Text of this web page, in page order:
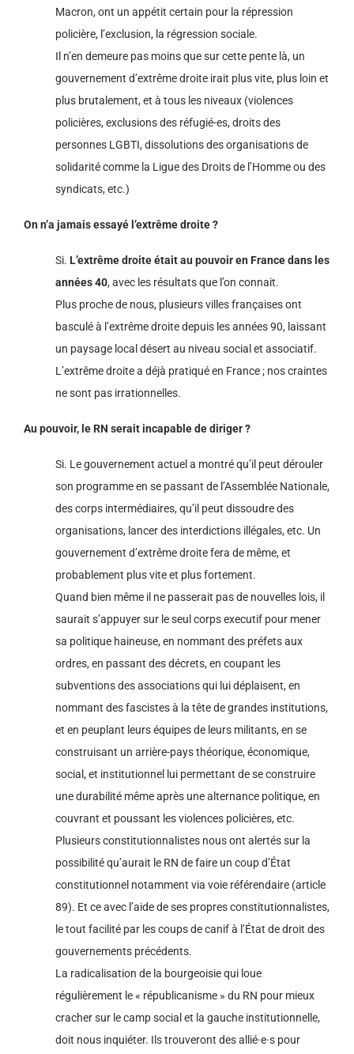
Macron, ont un appétit certain pour la répression
policière, l’exclusion, la régression sociale.
Il n’en demeure pas moins que sur cette pente là, un
gouvernement d’extrême droite irait plus vite, plus loin et
plus brutalement, et à tous les niveaux (violences
policières, exclusions des réfugié-es, droits des
personnes LGBTI, dissolutions des organisations de
solidarité comme la Ligue des Droits de l’Homme ou des
syndicats, etc.)
On n’a jamais essayé l’extrême droite ?
Si. L’extrême droite était au pouvoir en France dans les
années 40, avec les résultats que l’on connait.
Plus proche de nous, plusieurs villes françaises ont
basculé à l’extrême droite depuis les années 90, laissant
un paysage local désert au niveau social et associatif.
L’extrême droite a déjà pratiqué en France ; nos craintes
ne sont pas irrationnelles.
Au pouvoir, le RN serait incapable de diriger ?
Si. Le gouvernement actuel a montré qu’il peut dérouler
son programme en se passant de l’Assemblée Nationale,
des corps intermédiaires, qu’il peut dissoudre des
organisations, lancer des interdictions illégales, etc. Un
gouvernement d’extrême droite fera de même, et
probablement plus vite et plus fortement.
Quand bien même il ne passerait pas de nouvelles lois, il
saurait s’appuyer sur le seul corps executif pour mener
sa politique haineuse, en nommant des préfets aux
ordres, en passant des décrets, en coupant les
subventions des associations qui lui déplaisent, en
nommant des fascistes à la tête de grandes institutions,
et en peuplant leurs équipes de leurs militants, en se
construisant un arrière-pays théorique, économique,
social, et institutionnel lui permettant de se construire
une durabilité même après une alternance politique, en
couvrant et poussant les violences policières, etc.
Plusieurs constitutionnalistes nous ont alertés sur la
possibilité qu’aurait le RN de faire un coup d’État
constitutionnel notamment via voie référendaire (article
89). Et ce avec l’aide de ses propres constitutionnalistes,
le tout facilité par les coups de canif à l’État de droit des
gouvernements précédents.
La radicalisation de la bourgeoisie qui loue
régulièrement le « républicanisme » du RN pour mieux
cracher sur le camp social et la gauche institutionnelle,
doit nous inquiéter. Ils trouveront des allié·e·s pour